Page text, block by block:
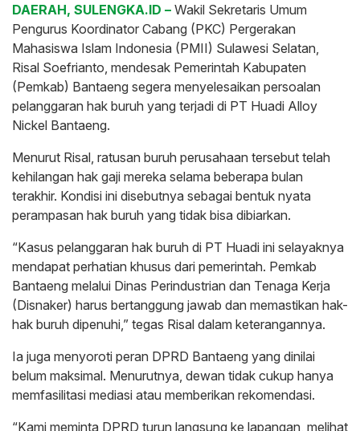
DAERAH, SULENGKA.ID – Wakil Sekretaris Umum
Pengurus Koordinator Cabang (PKC) Pergerakan
Mahasiswa Islam Indonesia (PMII) Sulawesi Selatan,
Risal Soefrianto, mendesak Pemerintah Kabupaten
(Pemkab) Bantaeng segera menyelesaikan persoalan
pelanggaran hak buruh yang terjadi di PT Huadi Alloy
Nickel Bantaeng.
Menurut Risal, ratusan buruh perusahaan tersebut telah
kehilangan hak gaji mereka selama beberapa bulan
terakhir. Kondisi ini disebutnya sebagai bentuk nyata
perampasan hak buruh yang tidak bisa dibiarkan.
“Kasus pelanggaran hak buruh di PT Huadi ini selayaknya
mendapat perhatian khusus dari pemerintah. Pemkab
Bantaeng melalui Dinas Perindustrian dan Tenaga Kerja
(Disnaker) harus bertanggung jawab dan memastikan hak-
hak buruh dipenuhi,” tegas Risal dalam keterangannya.
Ia juga menyoroti peran DPRD Bantaeng yang dinilai
belum maksimal. Menurutnya, dewan tidak cukup hanya
memfasilitasi mediasi atau memberikan rekomendasi.
“Kami meminta DPRD turun langsung ke lapangan, melihat